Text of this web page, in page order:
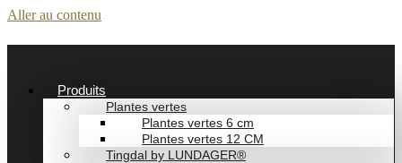
Aller au contenu
Produits
Plantes vertes
Plantes vertes 6 cm
Plantes vertes 12 CM
Tingdal by LUNDAGER®